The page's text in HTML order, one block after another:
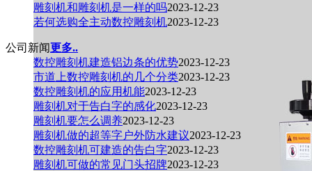
雕刻机和雕刻机是一样的吗2023-12-23
若何选购全主动数控雕刻机2023-12-23
公司新闻更多..
数控雕刻机建造铝边条的优势2023-12-23
市道上数控雕刻机的几个分类2023-12-23
数控雕刻机的应用机能2023-12-23
雕刻机对于告白字的感化2023-12-23
雕刻机要怎么调养2023-12-23
雕刻机做的超等字户外防水建议2023-12-23
数控雕刻机可建造的告白字2023-12-23
雕刻机可做的常见门头招牌2023-12-23